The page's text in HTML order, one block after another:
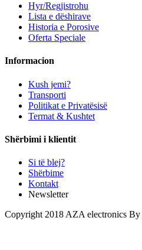
Hyr/Regjistrohu
Lista e dëshirave
Historia e Porosive
Oferta Speciale
Informacion
Kush jemi?
Transporti
Politikat e Privatësisë
Termat & Kushtet
Shërbimi i klientit
Si të blej?
Shërbime
Kontakt
Newsletter
Copyright 2018 AZA electronics By